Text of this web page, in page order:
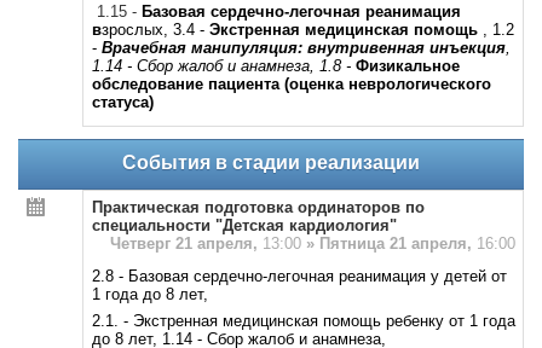
1.15 - Базовая сердечно-легочная реанимация
взрослых, 3.4 - Экстренная медицинская помощь
, 1.2
- Врачебная манипуляция: внутривенная инъекция,
1.14 - Сбор жалоб и анамнеза, 1.8 - Физикальное
обследование пациента (оценка неврологического
статуса)
События в стадии реализации
Практическая подготовка ординаторов по
специальности "Детская кардиология"
Четверг 21 апреля, 13:00 » Пятница 21 апреля, 16:00
2.8 - Базовая сердечно-легочная реанимация у детей от
1 года до 8 лет,
2.1. - Экстренная медицинская помощь ребенку от 1 года
до 8 лет, 1.14 - Сбор жалоб и анамнеза,